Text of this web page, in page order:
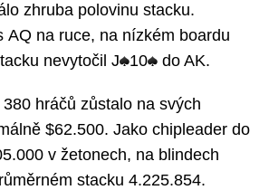
zhruba polovinu stacku.
AQ na ruce, na nízkém boardu
nevytočil J 10 do AK.
hráčů zůstalo na svých
$62.500. Jako chipleader do
v žetonech, na blindech
stacku 4.225.854.